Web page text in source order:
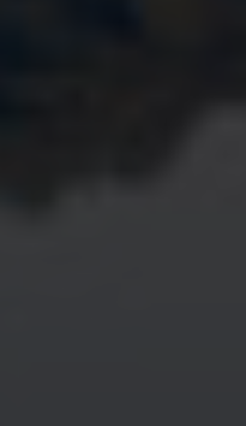
bruto per maand,
en interne
zijn vooral in de regio van
technische en